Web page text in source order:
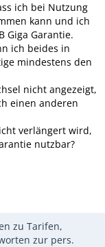
ich bei Nutzung
kann und ich
Giga Garantie.
ich beides in
mindestens den
nicht angezeigt,
einen anderen
verlängert wird,
nutzbar?
zu Tarifen,
zur pers.